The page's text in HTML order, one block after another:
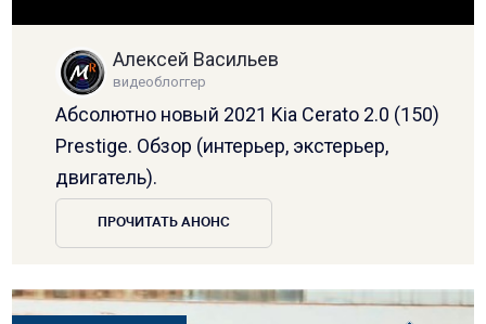
Алексей Васильев
видеоблоггер
Абсолютно новый 2021 Kia Cerato 2.0 (150)
Prestige. Обзор (интерьер, экстерьер,
двигатель).
ПРОЧИТАТЬ АНОНС